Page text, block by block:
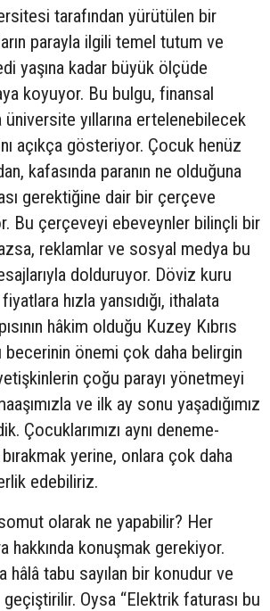
tarafından yürütülen bir
parayla ilgili temel tutum ve
yaşına kadar büyük ölçüde
koyuyor. Bu bulgu, finansal
yıllarına ertelenebilecek
açıkça gösteriyor. Çocuk henüz
kafasında paranın ne olduğuna
gerektiğine dair bir çerçeve
Bu çerçeveyi ebeveynler bilinçli bir
reklamlar ve sosyal medya bu
dolduruyor. Döviz kuru
hızla yansıdığı, ithalata
hâkim olduğu Kuzey Kıbrıs
önemi çok daha belirgin
çoğu parayı yönetmeyi
ve ilk ay sonu yaşadığımız
Çocuklarımızı aynı deneme-
yerine, onlara çok daha
edebiliriz.
olarak ne yapabilir? Her
hakkında konuşmak gerekiyor.
hâlâ tabu sayılan bir konudur ve
Oysa “Elektrik faturası bu